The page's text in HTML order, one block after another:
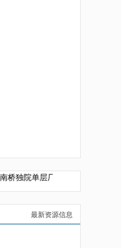
独院单层厂房1200平方单价0.45
最新资源信息